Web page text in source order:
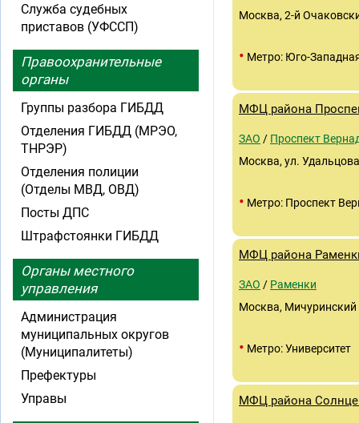
Москва, 2-й
• Метро: Юго-
МФЦ района
ЗАО / Проспект
Москва, ул.
• Метро: Проспект
МФЦ района
ЗАО / Раменки
Москва, Мичуринский
• Метро: Университет
МФЦ района
Служба судебных
приставов (УФССП)
Правоохранительные
органы
Группы разбора ГИБДД
Отделения ГИБДД (МРЭО,
ТНРЭР)
Отделения полиции
(Отделы МВД, ОВД)
Посты ДПС
Штрафстоянки ГИБДД
Органы местного
управления
Администрация
муниципальных округов
(Муниципалитеты)
Префектуры
Управы